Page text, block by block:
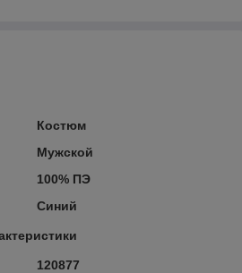
Костюм
Мужской
100% ПЭ
Синий
120877